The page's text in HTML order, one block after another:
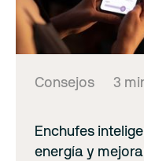
Consejos 3
Enchufes
energía y